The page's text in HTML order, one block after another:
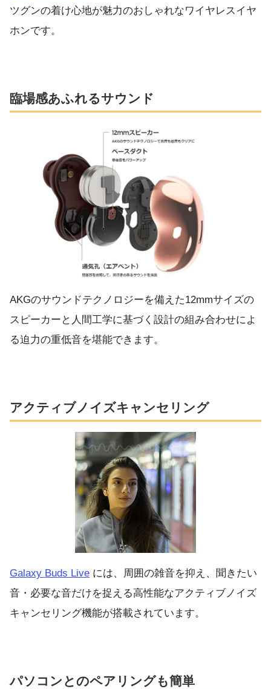
ツグンの着け心地が魅力のおしゃれなワイヤレスイヤ
ホンです。
臨場感あふれるサウンド
AKGのサウンドテクノロジーを備えた12mmサイズの
スピーカーと人間工学に基づく設計の組み合わせによ
る迫力の重低音を堪能できます。
アクティブノイズキャンセリング
Galaxy Buds Live には、周囲の雑音を抑え、聞きたい
音・必要な音だけを捉える高性能なアクティブノイズ
キャンセリング機能が搭載されています。
パソコンとのペアリングも簡単